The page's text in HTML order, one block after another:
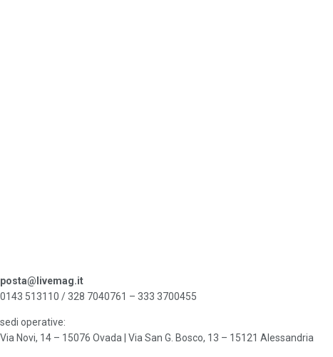
posta@livemag.it
0143 513110 / 328 7040761 – 333 3700455
sedi operative:
Via Novi, 14 – 15076 Ovada | Via San G. Bosco, 13 – 15121 Alessandria